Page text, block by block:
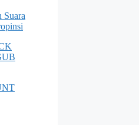
Suara